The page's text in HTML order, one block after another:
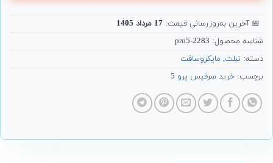
📅 آخرین به‌روزرسانی قیمت: 17 مرداد 1405
شناسه محصول: 2283-pro5
دسته: تبلت, مایکروسافت
برچسب: خرید سرفیس پرو 5